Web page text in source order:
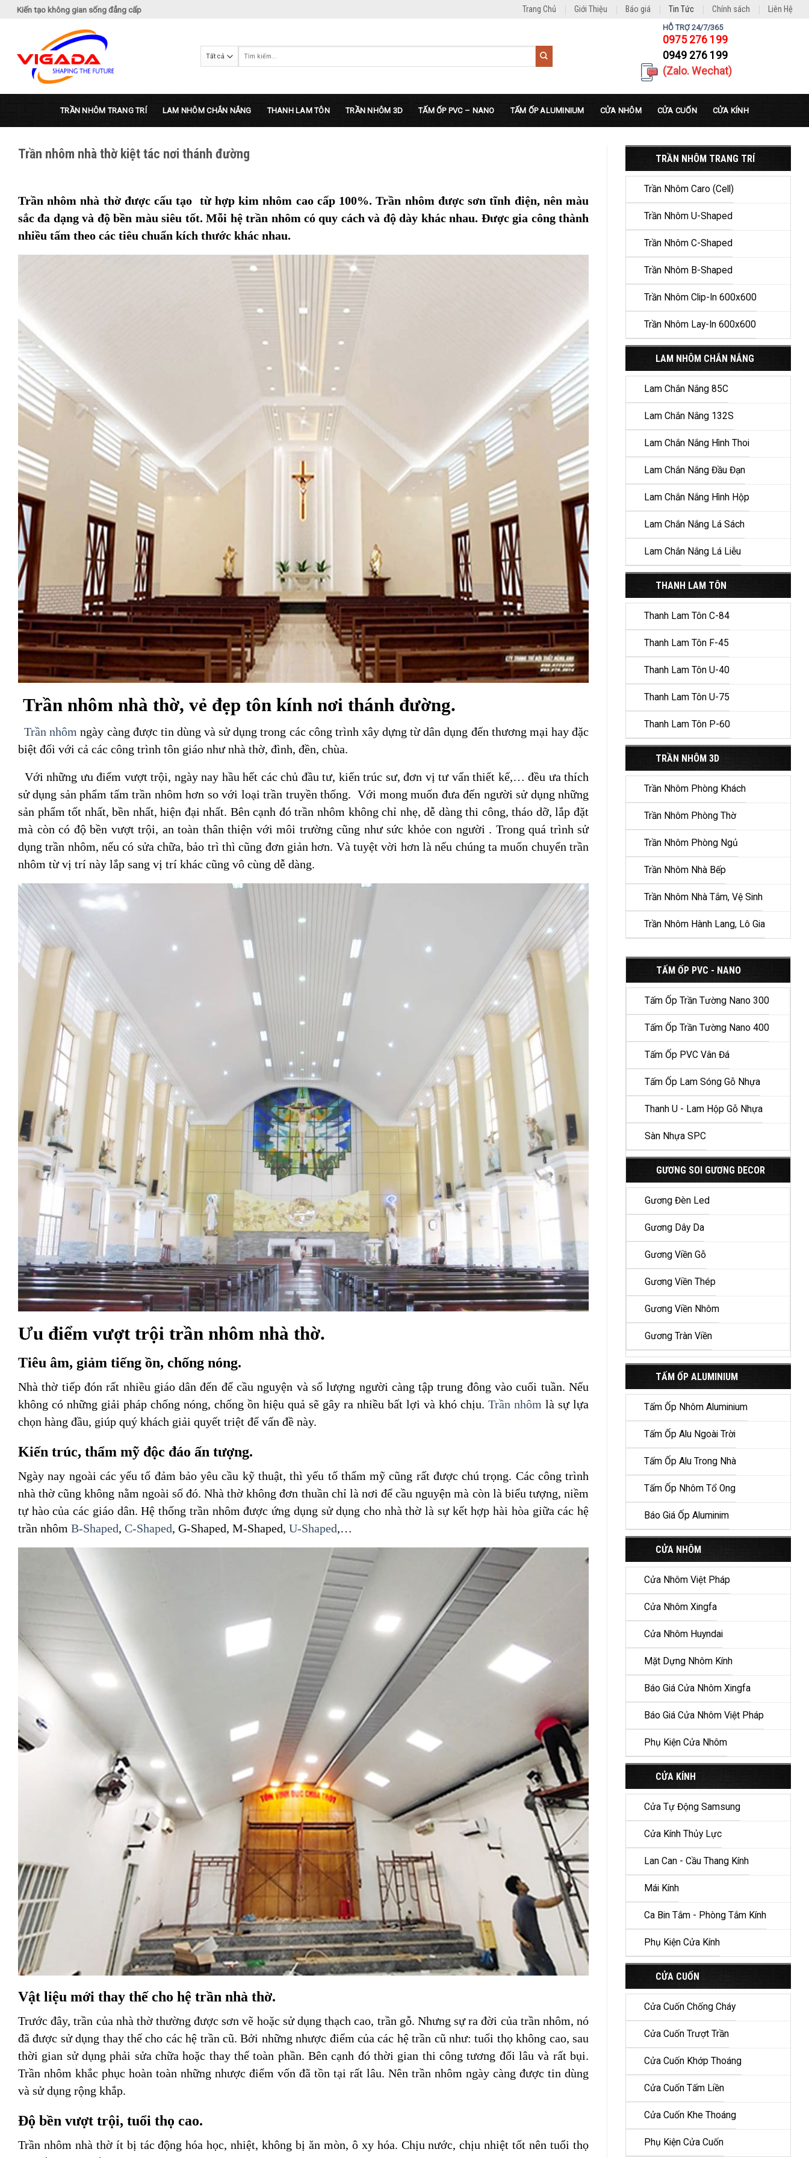
Kiến tạo không gian sống đẳng cấp Trang Chủ Giới Thiệu Báo giá Tin Tức Chính sách Liên Hệ
kiếm:
HỖ TRỢ 24/7/365
0975 276 199
0949 276 199
(Zalo. Wechat)
TRẦN NHÔM TRANG TRÍ LAM NHÔM CHẮN NẮNG THANH LAM TÔN TRẦN NHÔM 3D TẤM ỐP PVC – NANO TẤM ỐP ALUMINIUM CỬA NHÔM CỬA CUỐN CỬA KÍNH
Trần nhôm nhà thờ kiệt tác nơi thánh đường
Trần nhôm nhà thờ được cấu tạo từ hợp kim nhôm cao cấp 100%. Trần nhôm được sơn tĩnh điện, nên màu
sắc đa dạng và độ bền màu siêu tốt. Mỗi hệ trần nhôm có quy cách và độ dày khác nhau. Được gia công thành
nhiều tấm theo các tiêu chuẩn kích thước khác nhau.
Trần nhôm nhà thờ, vẻ đẹp tôn kính nơi thánh đường.
Trần nhôm ngày càng được tin dùng và sử dụng trong các công trình xây dựng từ dân dụng đến thương mại hay đặc
biệt đối với cả các công trình tôn giáo như nhà thờ, đình, đền, chùa.
Với những ưu điểm vượt trội, ngày nay hầu hết các chủ đầu tư, kiến trúc sư, đơn vị tư vấn thiết kế,… đều ưa thích
sử dụng sản phẩm tấm trần nhôm hơn so với loại trần truyền thống. Với mong muốn đưa đến người sử dụng những
sản phẩm tốt nhất, bền nhất, hiện đại nhất. Bên cạnh đó trần nhôm không chỉ nhẹ, dễ dàng thi công, tháo dỡ, lắp đặt
mà còn có độ bền vượt trội, an toàn thân thiện với môi trường cũng như sức khỏe con người . Trong quá trình sử
dụng trần nhôm, nếu có sửa chữa, bảo trì thì cũng đơn giản hơn. Và tuyệt vời hơn là nếu chúng ta muốn chuyển trần
nhôm từ vị trí này lắp sang vị trí khác cũng vô cùng dễ dàng.
Ưu điểm vượt trội trần nhôm nhà thờ.
Tiêu âm, giảm tiếng ồn, chống nóng.
Nhà thờ tiếp đón rất nhiều giáo dân đến để cầu nguyện và số lượng người càng tập trung đông vào cuối tuần. Nếu
không có những giải pháp chống nóng, chống ồn hiệu quả sẽ gây ra nhiều bất lợi và khó chịu. Trần nhôm là sự lựa
chọn hàng đầu, giúp quý khách giải quyết triệt để vấn đề này.
Kiến trúc, thẩm mỹ độc đáo ấn tượng.
Ngày nay ngoài các yếu tố đảm bảo yêu cầu kỹ thuật, thì yếu tố thẩm mỹ cũng rất được chú trọng. Các công trình
nhà thờ cũng không nằm ngoài số đó. Nhà thờ không đơn thuần chỉ là nơi để cầu nguyện mà còn là biểu tượng, niềm
tự hào của các giáo dân. Hệ thống trần nhôm được ứng dụng sử dụng cho nhà thờ là sự kết hợp hài hòa giữa các hệ
trần nhôm B-Shaped, C-Shaped, G-Shaped, M-Shaped, U-Shaped,…
Vật liệu mới thay thế cho hệ trần nhà thờ.
Trước đây, trần của nhà thờ thường được sơn vẽ hoặc sử dụng thạch cao, trần gỗ. Nhưng sự ra đời của trần nhôm, nó
đã được sử dụng thay thế cho các hệ trần cũ. Bởi những nhược điểm của các hệ trần cũ như: tuổi thọ không cao, sau
thời gian sử dụng phải sửa chữa hoặc thay thế toàn phần. Bên cạnh đó thời gian thi công tương đối lâu và rất bụi.
Trần nhôm khắc phục hoàn toàn những nhược điểm vốn đã tồn tại rất lâu. Nên trần nhôm ngày càng được tin dùng
và sử dụng rộng khắp.
Độ bền vượt trội, tuổi thọ cao.
Trần nhôm nhà thờ ít bị tác động hóa học, nhiệt, không bị ăn mòn, ô xy hóa. Chịu nước, chịu nhiệt tốt nên tuổi thọ
TRẦN NHÔM TRANG TRÍ
Trần Nhôm Caro (Cell)
Trần Nhôm U-Shaped
Trần Nhôm C-Shaped
Trần Nhôm B-Shaped
Trần Nhôm Clip-In 600x600
Trần Nhôm Lay-In 600x600
LAM NHÔM CHẮN NẮNG
Lam Chắn Nắng 85C
Lam Chắn Nắng 132S
Lam Chắn Nắng Hình Thoi
Lam Chắn Nắng Đầu Đạn
Lam Chắn Nắng Hình Hộp
Lam Chắn Nắng Lá Sách
Lam Chắn Nắng Lá Liễu
THANH LAM TÔN
Thanh Lam Tôn C-84
Thanh Lam Tôn F-45
Thanh Lam Tôn U-40
Thanh Lam Tôn U-75
Thanh Lam Tôn P-60
TRẦN NHÔM 3D
Trần Nhôm Phòng Khách
Trần Nhôm Phòng Thờ
Trần Nhôm Phòng Ngủ
Trần Nhôm Nhà Bếp
Trần Nhôm Nhà Tắm, Vệ Sinh
Trần Nhôm Hành Lang, Lô Gia
TẤM ỐP PVC - NANO
Tấm Ốp Trần Tường Nano 300
Tấm Ốp Trần Tường Nano 400
Tấm Ốp PVC Vân Đá
Tấm Ốp Lam Sóng Gỗ Nhựa
Thanh U - Lam Hộp Gỗ Nhựa
Sàn Nhựa SPC
GƯƠNG SOI GƯƠNG DECOR
Gương Đèn Led
Gương Dây Da
Gương Viền Gỗ
Gương Viền Thép
Gương Viền Nhôm
Gương Tràn Viền
TẤM ỐP ALUMINIUM
Tấm Ốp Nhôm Aluminium
Tấm Ốp Alu Ngoài Trời
Tấm Ốp Alu Trong Nhà
Tấm Ốp Nhôm Tổ Ong
Báo Giá Ốp Aluminim
CỬA NHÔM
Cửa Nhôm Việt Pháp
Cửa Nhôm Xingfa
Cửa Nhôm Huyndai
Mặt Dựng Nhôm Kính
Báo Giá Cửa Nhôm Xingfa
Báo Giá Cửa Nhôm Việt Pháp
Phụ Kiện Cửa Nhôm
CỬA KÍNH
Cửa Tự Động Samsung
Cửa Kính Thủy Lực
Lan Can - Cầu Thang Kính
Mái Kính
Ca Bin Tắm - Phòng Tắm Kính
Phụ Kiện Cửa Kính
CỬA CUỐN
Cửa Cuốn Chống Cháy
Cửa Cuốn Trượt Trần
Cửa Cuốn Khớp Thoáng
Cửa Cuốn Tấm Liền
Cửa Cuốn Khe Thoáng
Phụ Kiện Cửa Cuốn